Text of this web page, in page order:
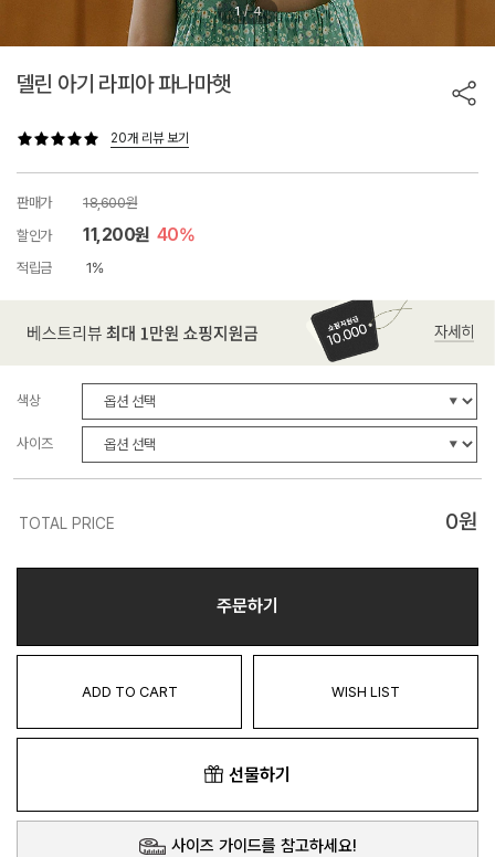
1 / 4
델린 아기 라피아 파나마햇
20개 리뷰 보기
판매가
18,600원
할인가
11,200원 40%
적립금 1%
색상
사이즈
TOTAL PRICE 0원
주문하기
ADD TO CART WISH LIST
선물하기
사이즈 가이드를 참고하세요!